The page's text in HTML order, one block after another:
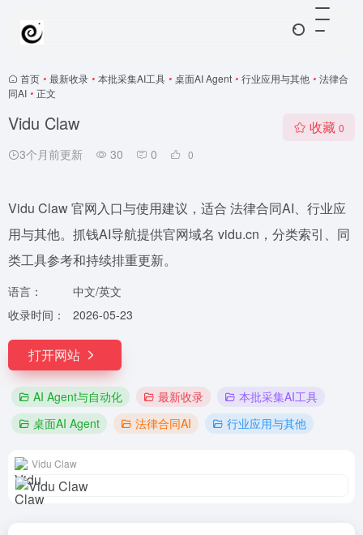
首页 • 最新收录 • 本批采集AI工具 • 桌面AI Agent • 行业应用与其他 • 法律合
同AI • 正文
Vidu Claw
3个月前更新 30 0 0
收藏 0
Vidu Claw 官网入口与使用建议，适合 法律合同AI、行业应
用与其他。抓钱AI导航提供官网域名 vidu.cn，分类索引、同
类工具参考和持续排重更新。
语言：
中文/英文
收录时间：
2026-05-23
打开网站
AI Agent与自动化 最新收录
本批采集AI工具
桌面AI Agent
法律合同AI 行业应用与其他
Vidu Claw